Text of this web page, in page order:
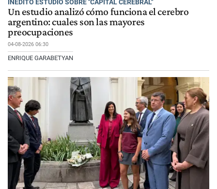
INÉDITO ESTUDIO SOBRE "CAPITAL CEREBRAL"
Un estudio analizó cómo funciona el cerebro
argentino: cuales son las mayores
preocupaciones
04-08-2026 06:30
ENRIQUE GARABETYAN